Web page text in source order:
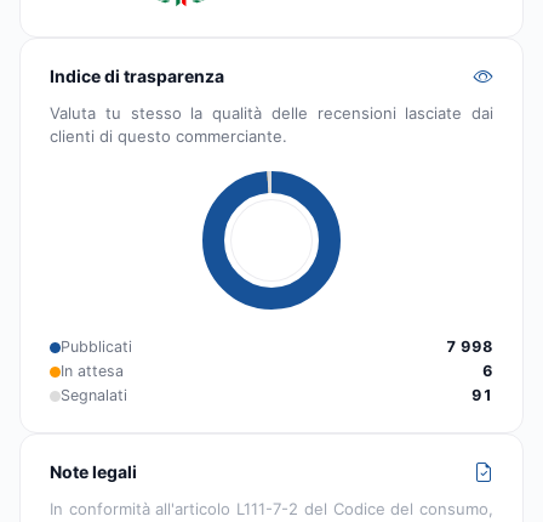
Indice di trasparenza
Valuta tu stesso la qualità delle recensioni lasciate dai
clienti di questo commerciante.
Pubblicati
7 998
In attesa
6
Segnalati
91
Note legali
In conformità all'articolo L111-7-2 del Codice del consumo,